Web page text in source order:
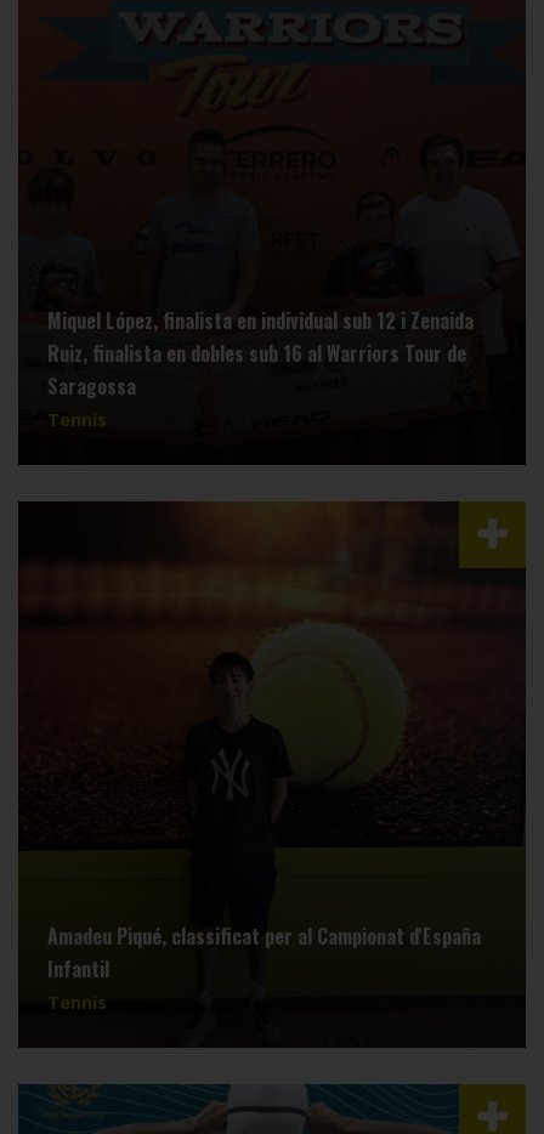
Miquel López, finalista en individual sub 12 i Zenaida
Ruiz, finalista en dobles sub 16 al Warriors Tour de
Saragossa
Tennis
Amadeu Piqué, classificat per al Campionat d'España
Infantil
Tennis